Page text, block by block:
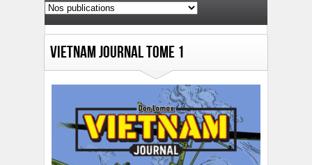
Vietnam Journal Tome 1